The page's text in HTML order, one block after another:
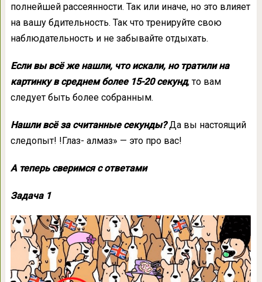
полнейшей рассеянности. Так или иначе, но это влияет
на вашу бдительность. Так что тренируйте свою
наблюдательность и не забывайте отдыхать.
Если вы всё же нашли, что искали, но тратили на
картинку в среднем более 15-20 секунд, то вам
следует быть более собранным.
Нашли всё за считанные секунды?Да вы настоящий
следопыт! !Глаз- алмаз» — это про вас!
А теперь сверимся с ответами
Задача 1